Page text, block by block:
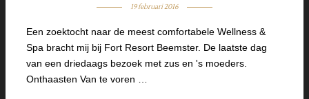
19 februari 2016
Een zoektocht naar de meest comfortabele Wellness &
Spa bracht mij bij Fort Resort Beemster. De laatste dag
van een driedaags bezoek met zus en 's moeders.
Onthaasten Van te voren …